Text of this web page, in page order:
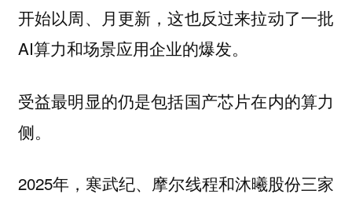
开始以周、月更新，这也反过来拉动了一批
AI算力和场景应用企业的爆发。
受益最明显的仍是包括国产芯片在内的算力
侧。
2025年，寒武纪、摩尔线程和沐曦股份三家